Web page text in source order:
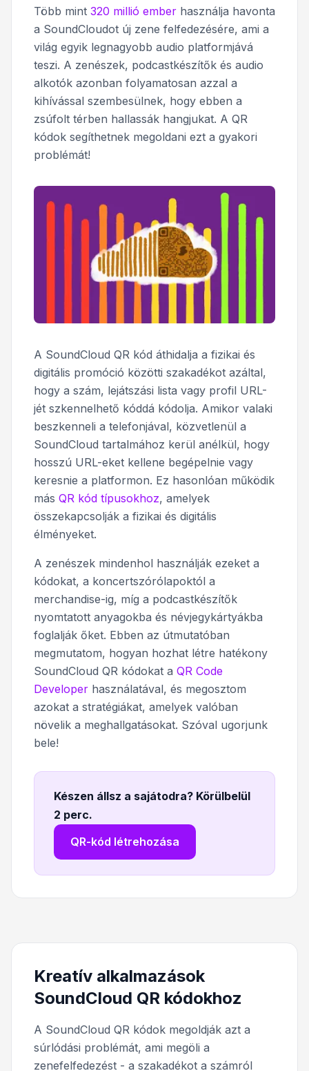
Több mint 320 millió ember használja havonta
a SoundCloudot új zene felfedezésére, ami a
világ egyik legnagyobb audio platformjává
teszi. A zenészek, podcastkészítők és audio
alkotók azonban folyamatosan azzal a
kihívással szembesülnek, hogy ebben a
zsúfolt térben hallassák hangjukat. A QR
kódok segíthetnek megoldani ezt a gyakori
problémát!
A SoundCloud QR kód áthidalja a fizikai és
digitális promóció közötti szakadékot azáltal,
hogy a szám, lejátszási lista vagy profil URL-
jét szkennelhető kóddá kódolja. Amikor valaki
beszkenneli a telefonjával, közvetlenül a
SoundCloud tartalmához kerül anélkül, hogy
hosszú URL-eket kellene begépelnie vagy
keresnie a platformon. Ez hasonlóan működik
más QR kód típusokhoz, amelyek
összekapcsolják a fizikai és digitális
élményeket.
A zenészek mindenhol használják ezeket a
kódokat, a koncertszórólapoktól a
merchandise-ig, míg a podcastkészítők
nyomtatott anyagokba és névjegykártyákba
foglalják őket. Ebben az útmutatóban
megmutatom, hogyan hozhat létre hatékony
SoundCloud QR kódokat a QR Code
Developer használatával, és megosztom
azokat a stratégiákat, amelyek valóban
növelik a meghallgatásokat. Szóval ugorjunk
bele!
Készen állsz a sajátodra? Körülbelül
2 perc.
QR-kód létrehozása
Kreatív alkalmazások
SoundCloud QR kódokhoz
A SoundCloud QR kódok megoldják azt a
súrlódási problémát, ami megöli a
zenefelfedezést - a szakadékot a számról